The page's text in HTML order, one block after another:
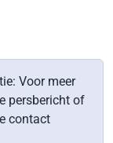
Voor meer
persbericht of
contact